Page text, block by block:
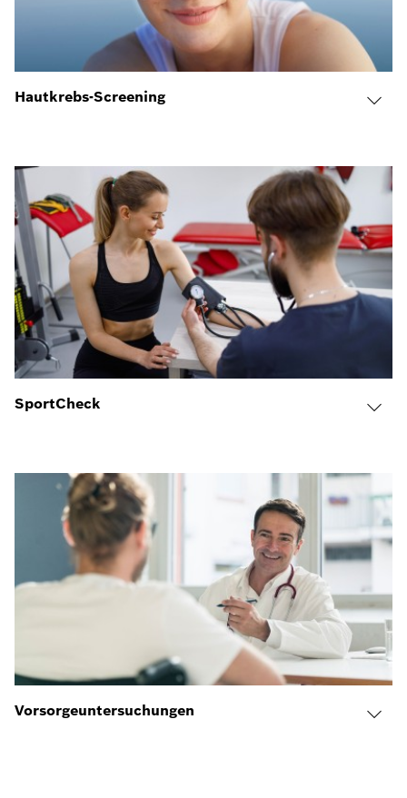
Hautkrebs-Screening
SportCheck
Vorsorgeuntersuchungen